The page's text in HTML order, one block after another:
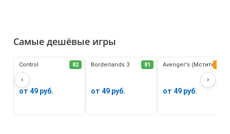
Самые дешёвые игры
‹ ›
82
Control
от 49 руб.
81
Borderlands 3
от 49 руб.
Avenger's (Мстители)
от 49 руб.